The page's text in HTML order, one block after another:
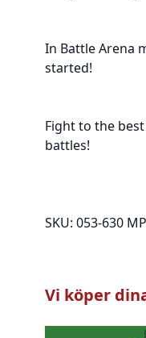
In Battle Arena
started!
Fight to the
battles!
SKU: 053-630
Vi köper